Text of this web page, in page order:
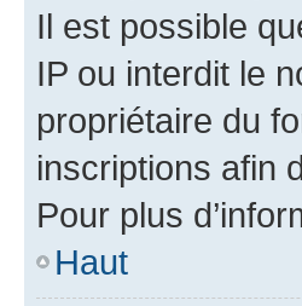
Il est possible
IP ou interdit le
propriétaire du
inscriptions afin
Pour plus
Haut